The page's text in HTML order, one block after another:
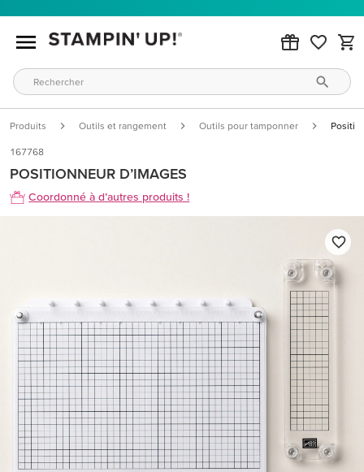
Produits Outils et rangement Outils pour tamponner
167768
POSITIONNEUR D’IMAGES
Coordonné à d’autres produits !